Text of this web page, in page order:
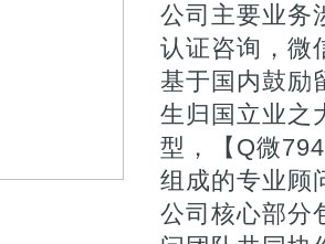
公司主要业务
认证咨询，微
基于国内鼓励
生归国立业之
型，【Q微
组成的专业顾
公司核心部分